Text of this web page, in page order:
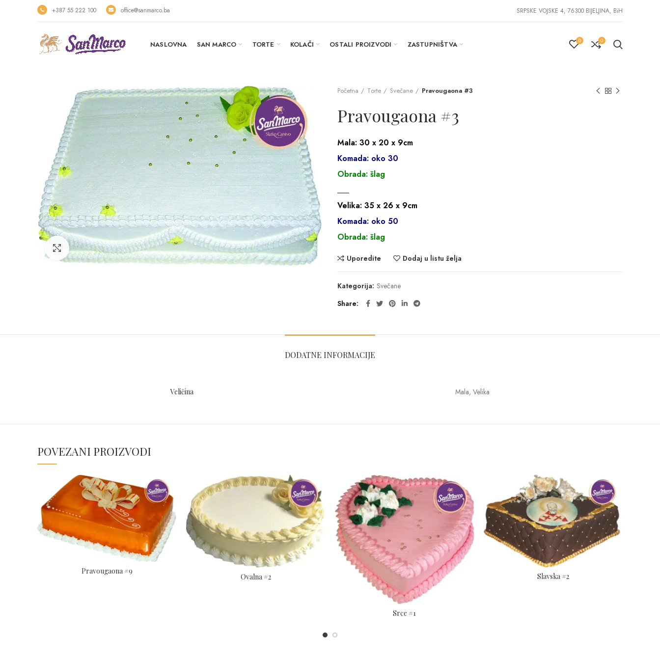
+387 55 222 100 office@sanmarco.ba SRPSKE VOJSKE 4, 76300 BIJELJINA, BiH
NASLOVNA SAN MARCO TORTE KOLAČI OSTALI PROIZVODI ZASTUPNIŠTVA 0 0
Click to enlarge
Početna Torte Svečane Pravougaona #3
Pravougaona #3
Mala: 30 x 20 x 9cm
Komada: oko 30
Obrada: šlag
___
Velika: 35 x 26 x 9cm
Komada: oko 50
Obrada: šlag
Uporedite Dodaj u listu želja
Kategorija: Svečane
Share
DODATNE INFORMACIJE
Veličina Mala, Velika
POVEZANI PROIZVODI
Pravougaona #9
Ovalna #2
Srce #1
Slavska #2